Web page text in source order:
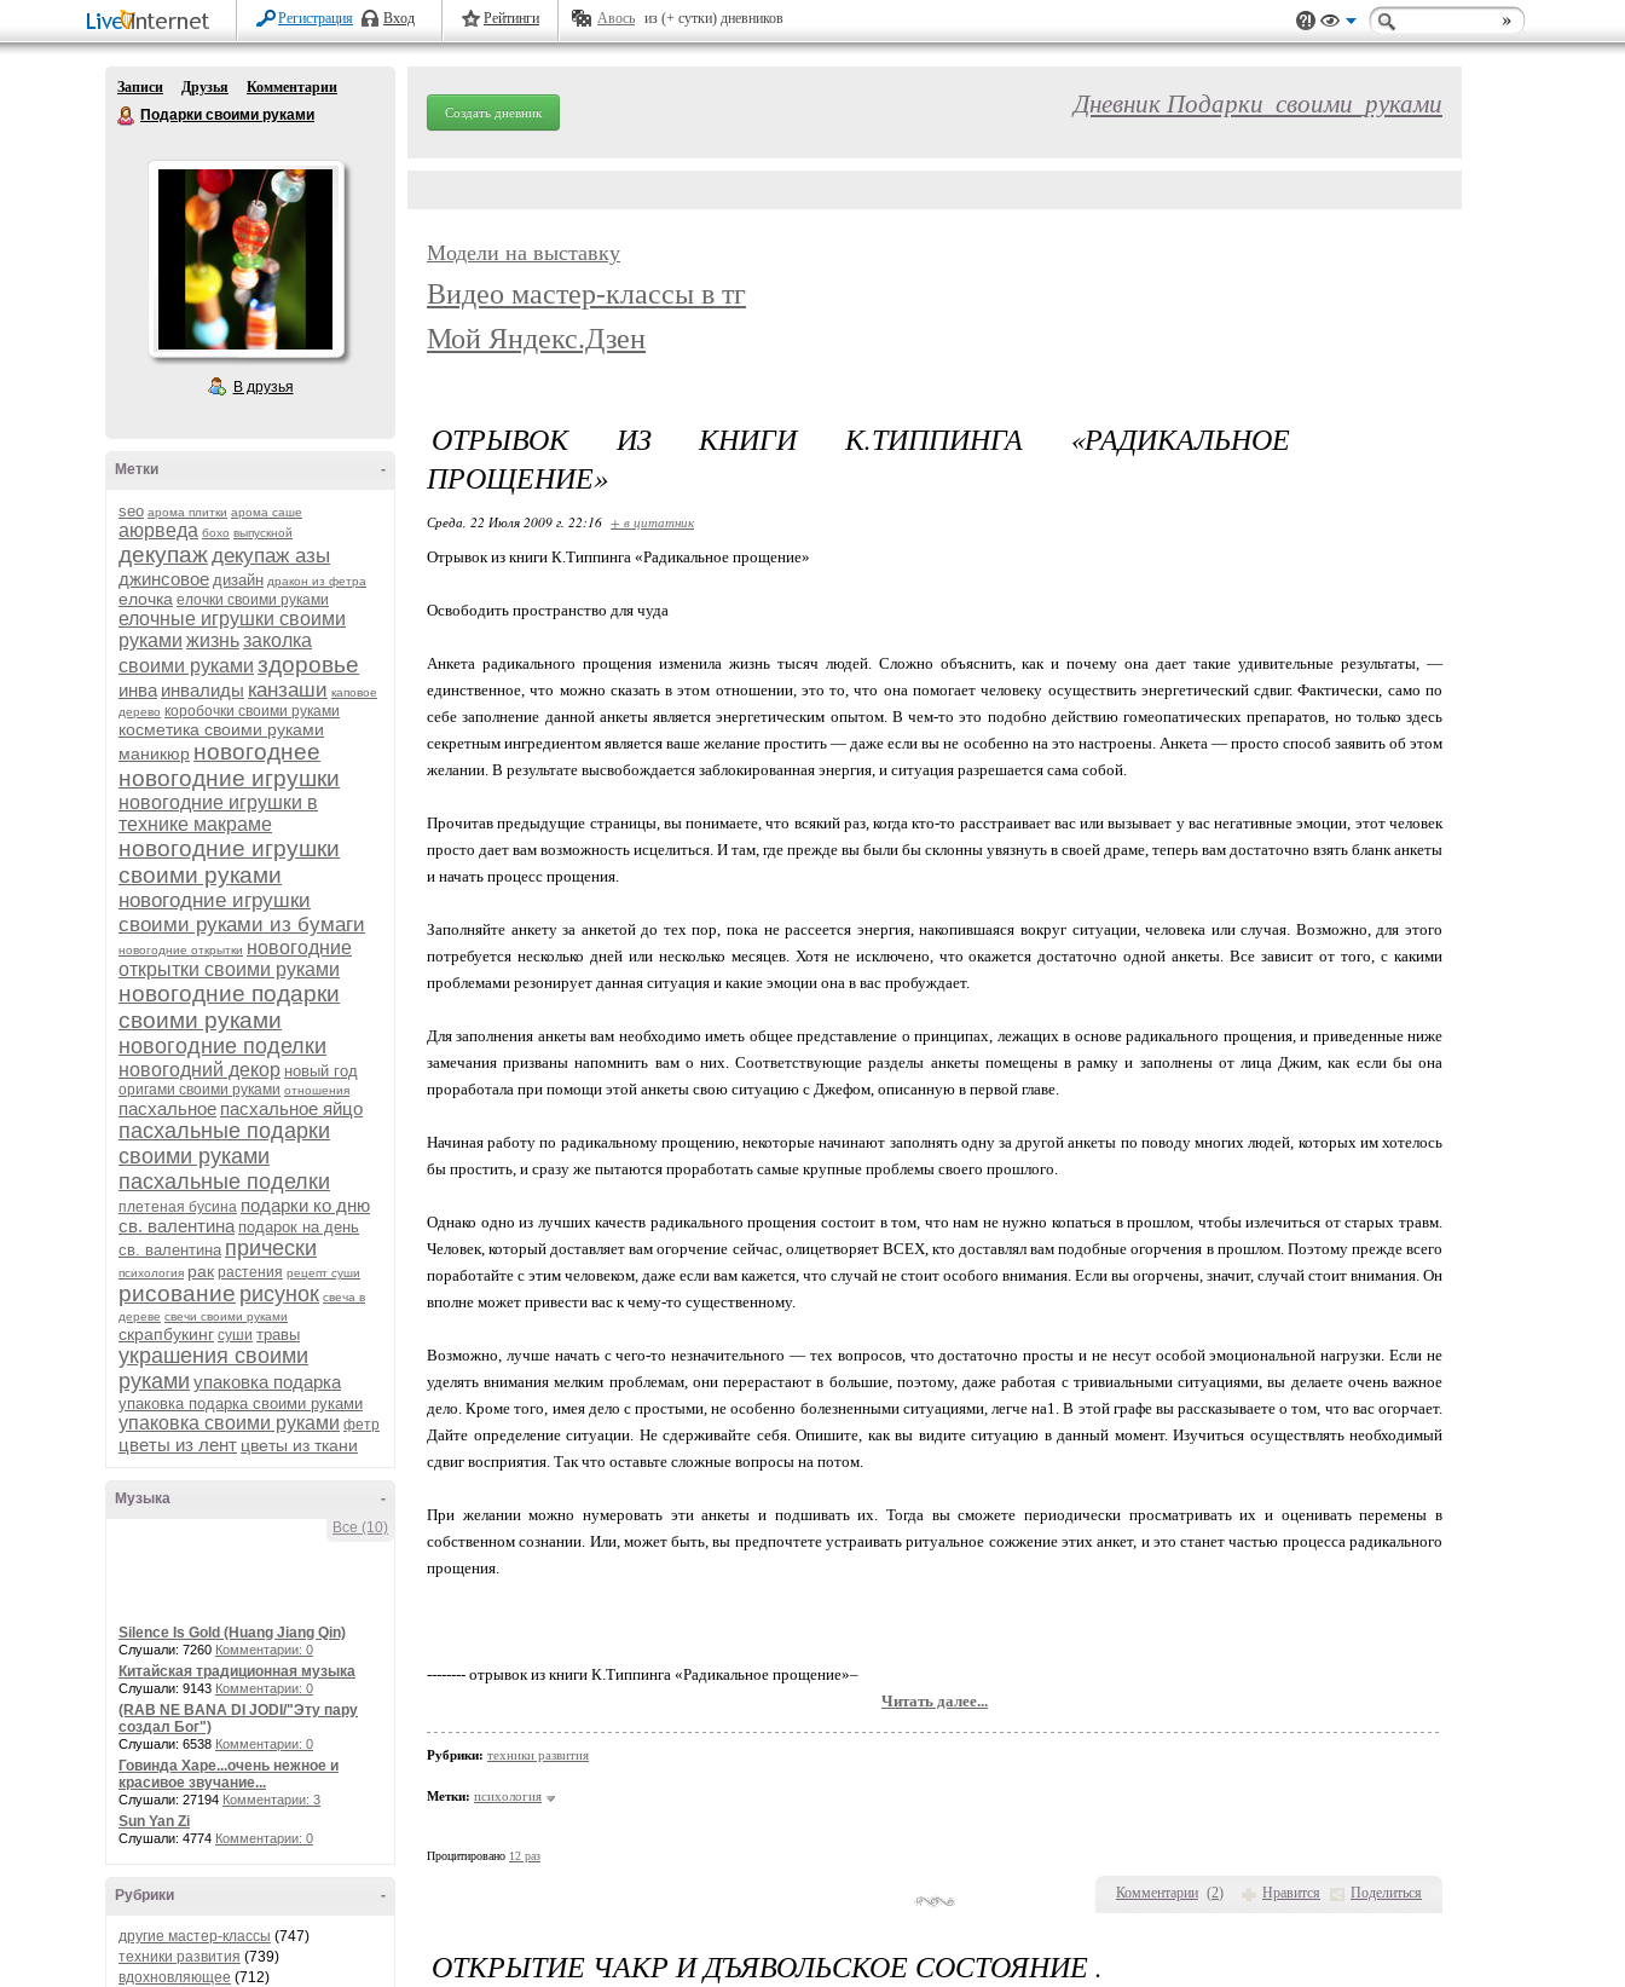
Регистрация Вход Рейтинги Авось из (+ сутки) дневников
Записи Друзья
Комментарии
Подарки своими руками
В друзья
-
Метки
seo арома плитки арома саше
аюрведа бохо выпускной
декупаждекупаж азы
джинсовое дизайн дракон из фетра
елочка елочки своими руками
елочные игрушки своими
руками жизньзаколка
своими руками здоровье
инва инвалиды канзаши каповое
дерево коробочки своими руками
косметика своими руками
маникюр новогоднее
новогодние игрушки
новогодние игрушки в
технике макраме
новогодние игрушки
своими руками
новогодние игрушки
своими руками из бумаги
новогодние открытки новогодние
открытки своими руками
новогодние подарки
своими руками
новогодние поделки
новогодний декор новый год
оригами своими руками отношения
пасхальное пасхальное яйцо
пасхальные подарки
своими руками
пасхальные поделки
плетеная бусина подарки ко дню
св. валентина подарок на день
св. валентина прически
психология рак растения рецепт суши
рисование рисунок свеча в
дереве свечи своими руками
скрапбукинг суши травы
украшения своими
руками упаковка подарка
упаковка подарка своими руками
упаковка своими руками фетр
цветы из лент цветы из ткани
-
Музыка
Все (10)
Silence Is Gold (Huang Jiang Qin)
Слушали: 7260 Комментарии: 0
Китайская традиционная музыка
Слушали: 9143 Комментарии: 0
(RAB NE BANA DI JODI/"Эту пару
создал Бог")
Слушали: 6538 Комментарии: 0
Говинда Харе...очень нежное и
красивое звучание...
Слушали: 27194 Комментарии: 3
Sun Yan Zi
Слушали: 4774 Комментарии: 0
-
Рубрики
другие мастер-классы (747)
техники развития (739)
вдохновляющее (712)
Создать дневник Дневник Подарки_своими_руками
Модели на выставку
Видео мастер-классы в тг
Мой Яндекс.Дзен
Комментарии (2) Нравится Поделиться
ОТРЫВОК ИЗ КНИГИ К.ТИППИНГА «РАДИКАЛЬНОЕ
ПРОЩЕНИЕ»
Среда, 22 Июля 2009 г. 22:16 + в цитатник
Отрывок из книги К.Типпинга «Радикальное прощение»
Освободить пространство для чуда
Анкета радикального прощения изменила жизнь тысяч людей. Сложно объяснить, как и почему она дает такие удивительные результаты, —
единственное, что можно сказать в этом отношении, это то, что она помогает человеку осуществить энергетический сдвиг. Фактически, само по
себе заполнение данной анкеты является энергетическим опытом. В чем-то это подобно действию гомеопатических препаратов, но только здесь
секретным ингредиентом является ваше желание простить — даже если вы не особенно на это настроены. Анкета — просто способ заявить об этом
желании. В результате высвобождается заблокированная энергия, и ситуация разрешается сама собой.
Прочитав предыдущие страницы, вы понимаете, что всякий раз, когда кто-то расстраивает вас или вызывает у вас негативные эмоции, этот человек
просто дает вам возможность исцелиться. И там, где прежде вы были бы склонны увязнуть в своей драме, теперь вам достаточно взять бланк анкеты
и начать процесс прощения.
Заполняйте анкету за анкетой до тех пор, пока не рассеется энергия, накопившаяся вокруг ситуации, человека или случая. Возможно, для этого
потребуется несколько дней или несколько месяцев. Хотя не исключено, что окажется достаточно одной анкеты. Все зависит от того, с какими
проблемами резонирует данная ситуация и какие эмоции она в вас пробуждает.
Для заполнения анкеты вам необходимо иметь общее представление о принципах, лежащих в основе радикального прощения, и приведенные ниже
замечания призваны напомнить вам о них. Соответствующие разделы анкеты помещены в рамку и заполнены от лица Джим, как если бы она
проработала при помощи этой анкеты свою ситуацию с Джефом, описанную в первой главе.
Начиная работу по радикальному прощению, некоторые начинают заполнять одну за другой анкеты по поводу многих людей, которых им хотелось
бы простить, и сразу же пытаются проработать самые крупные проблемы своего прошлого.
Однако одно из лучших качеств радикального прощения состоит в том, что нам не нужно копаться в прошлом, чтобы излечиться от старых травм.
Человек, который доставляет вам огорчение сейчас, олицетворяет ВСЕХ, кто доставлял вам подобные огорчения в прошлом. Поэтому прежде всего
поработайте с этим человеком, даже если вам кажется, что случай не стоит особого внимания. Если вы огорчены, значит, случай стоит внимания. Он
вполне может привести вас к чему-то существенному.
Возможно, лучше начать с чего-то незначительного — тех вопросов, что достаточно просты и не несут особой эмоциональной нагрузки. Если не
уделять внимания мелким проблемам, они перерастают в большие, поэтому, даже работая с тривиальными ситуациями, вы делаете очень важное
дело. Кроме того, имея дело с простыми, не особенно болезненными ситуациями, легче на1. В этой графе вы рассказываете о том, что вас огорчает.
Дайте определение ситуации. Не сдерживайте себя. Опишите, как вы видите ситуацию в данный момент. Изучиться осуществлять необходимый
сдвиг восприятия. Так что оставьте сложные вопросы на потом.
При желании можно нумеровать эти анкеты и подшивать их. Тогда вы сможете периодически просматривать их и оценивать перемены в
собственном сознании. Или, может быть, вы предпочтете устраивать ритуальное сожжение этих анкет, и это станет частью процесса радикального
прощения.
-------- отрывок из книги К.Типпинга «Радикальное прощение»–
Читать далее...
Рубрики: техники развития
Метки: психология
Процитировано 12 раз
ОТКРЫТИЕ ЧАКР И ДЪЯВОЛЬСКОЕ СОСТОЯНИЕ .